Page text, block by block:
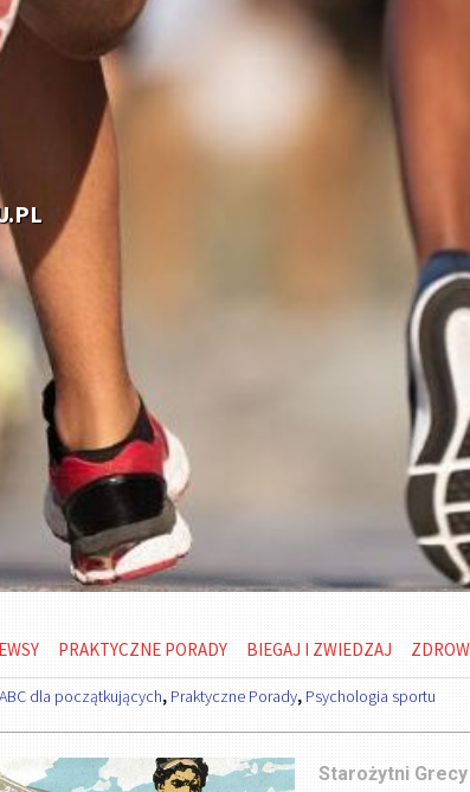
PRAKTYCZNE PORADY BIEGAJ I ZWIEDZAJ
ABC dla początkujących, Praktyczne Porady, Psychologia sportu
Starożytni